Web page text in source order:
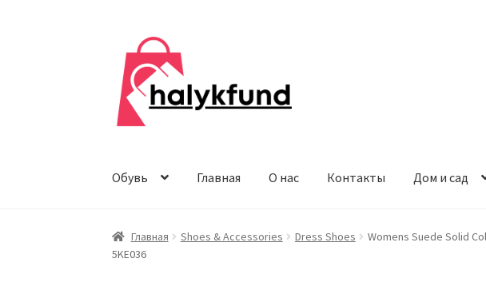
Перейти
навигации
Перейти
содержимому
Обувь Главная О нас Контакты Дом и сад
Главная Shoes & Accessories Dress Shoes
Womens Suede Solid
5KE036